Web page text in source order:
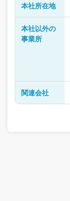
本社所在地
本社以外の
事業所
関連会社